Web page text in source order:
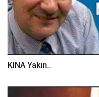
KINA Yakın..